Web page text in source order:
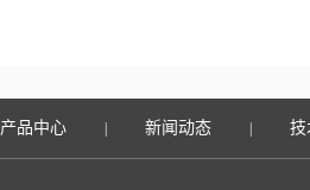
产品中心 新闻动态 技